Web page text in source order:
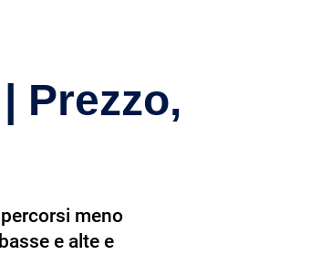
Prezzo,
meno
e alte e